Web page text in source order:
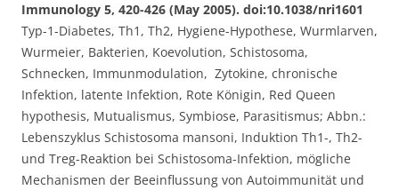
Immunology 5, 420-426 (May 2005). doi:10.1038/nri1601
Typ-1-Diabetes, Th1, Th2, Hygiene-Hypothese, Wurmlarven,
Wurmeier, Bakterien, Koevolution, Schistosoma,
Schnecken, Immunmodulation, Zytokine, chronische
Infektion, latente Infektion, Rote Königin, Red Queen
hypothesis, Mutualismus, Symbiose, Parasitismus; Abbn.:
Lebenszyklus Schistosoma mansoni, Induktion Th1-, Th2-
und Treg-Reaktion bei Schistosoma-Infektion, mögliche
Mechanismen der Beeinflussung von Autoimmunität und